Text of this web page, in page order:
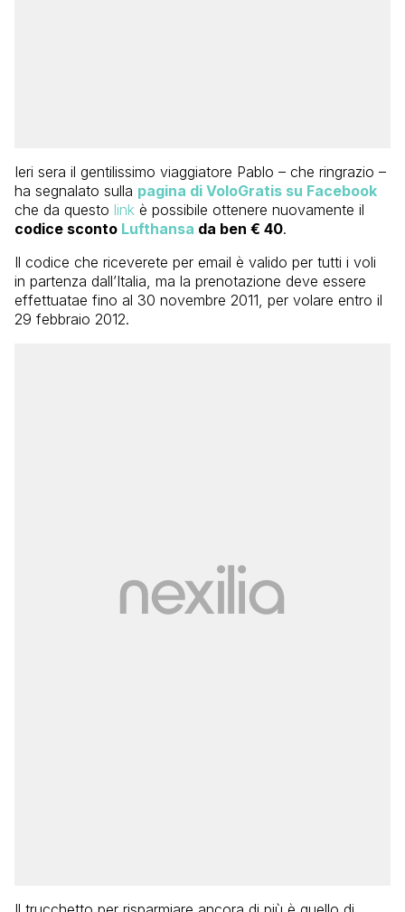
Ieri sera il gentilissimo viaggiatore Pablo – che ringrazio –
ha segnalato sulla pagina di VoloGratis su Facebook
che da questo link è possibile ottenere nuovamente il
codice sconto Lufthansa da ben € 40.
Il codice che riceverete per email è valido per tutti i voli
in partenza dall’Italia, ma la prenotazione deve essere
effettuatae fino al 30 novembre 2011, per volare entro il
29 febbraio 2012.